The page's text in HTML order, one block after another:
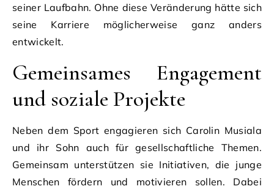
seiner Laufbahn. Ohne diese Veränderung hätte sich
seine Karriere möglicherweise ganz anders
entwickelt.
Gemeinsames Engagement
und soziale Projekte
Neben dem Sport engagieren sich Carolin Musiala
und ihr Sohn auch für gesellschaftliche Themen.
Gemeinsam unterstützen sie Initiativen, die junge
Menschen fördern und motivieren sollen. Dabei